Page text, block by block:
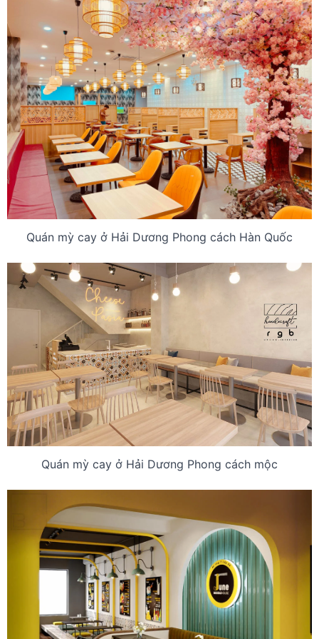
Quán mỳ cay ở Hải Dương Phong cách Hàn Quốc
Quán mỳ cay ở Hải Dương Phong cách mộc